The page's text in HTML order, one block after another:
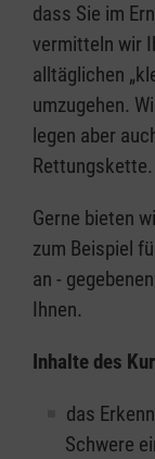
dass Sie im
vermitteln wir
alltäglichen
umzugehen.
legen aber
Rettungskette.
Gerne bieten
zum Beispiel
an -
Ihnen.
Inhalte des
das
Schwere